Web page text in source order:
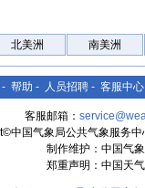
北美洲 南美洲
- 帮助 - 人员招聘 - 客服中心
客服邮箱：
中国气象局公共气象服务
制作维护：中国气
郑重声明：中国天